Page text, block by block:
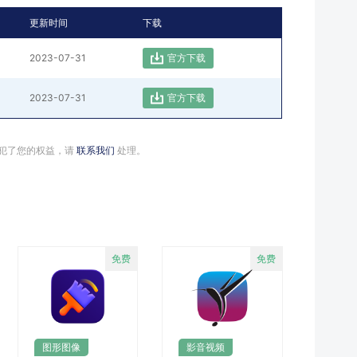
更新时间 下载
2023-07-31 官方下载
2023-07-31 官方下载
了您的权益，请 联系我们 处理。
图形图像 影音视频